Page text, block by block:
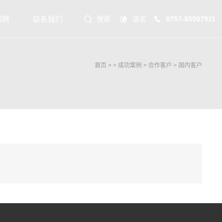
首页 > > 成功案例 > 合作客户 > 国内客户